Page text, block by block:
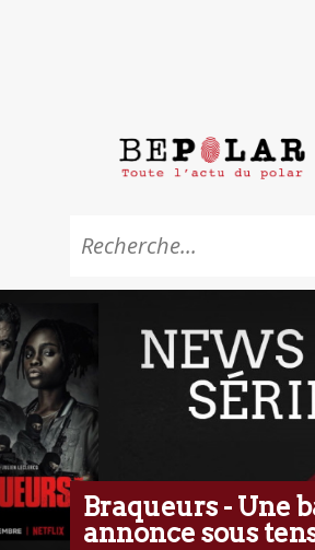
Braqueurs - Une
annonce sous